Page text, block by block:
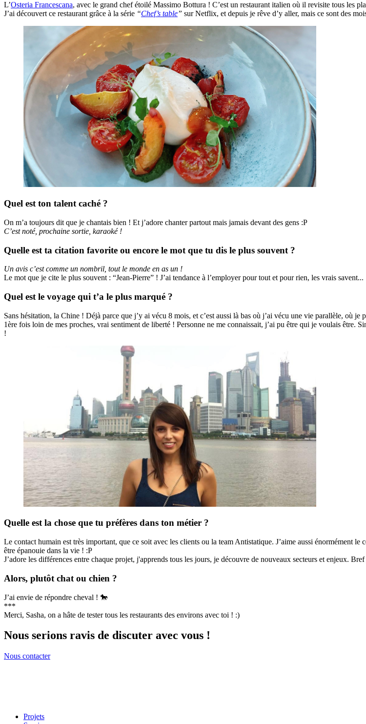
L’Osteria Francescana, avec le grand chef étoilé Massimo Bottura ! C’est un restaurant italien où il revisite tous les
J’ai découvert ce restaurant grâce à la série “Chef’s table” sur Netflix, et depuis je rêve d’y aller, mais ce sont des
Quel est ton talent caché ?
On m’a toujours dit que je chantais bien ! Et j’adore chanter partout mais jamais devant des gens :P
C’est noté, prochaine sortie, karaoké !
Quelle est ta citation favorite ou encore le mot que tu dis le plus souvent ?
Un avis c’est comme un nombril, tout le monde en as un !
Le mot que je cite le plus souvent : “Jean-Pierre” ! J’ai tendance à l’employer pour tout et pour rien, les vrais savent...
Quel est le voyage qui t’a le plus marqué ?
Sans hésitation, la Chine ! Déjà parce que j’y ai vécu 8 mois, et c’est aussi là bas où j’ai vécu une vie parallèle, où je
1ère fois loin de mes proches, vrai sentiment de liberté ! Personne ne me connaissait, j’ai pu être qui je voulais être.
!
Quelle est la chose que tu préfères dans ton métier ?
Le contact humain est très important, que ce soit avec les clients ou la team Antistatique. J’aime aussi énormément
être épanouie dans la vie ! :P
J’adore les différences entre chaque projet, j'apprends tous les jours, je découvre de nouveaux secteurs et enjeux.
Alors, plutôt chat ou chien ?
J’ai envie de répondre cheval ! 🐎
***
Merci, Sasha, on a hâte de tester tous les restaurants des environs avec toi ! :)
Nous serions ravis de discuter avec vous !
Nous contacter
Projets